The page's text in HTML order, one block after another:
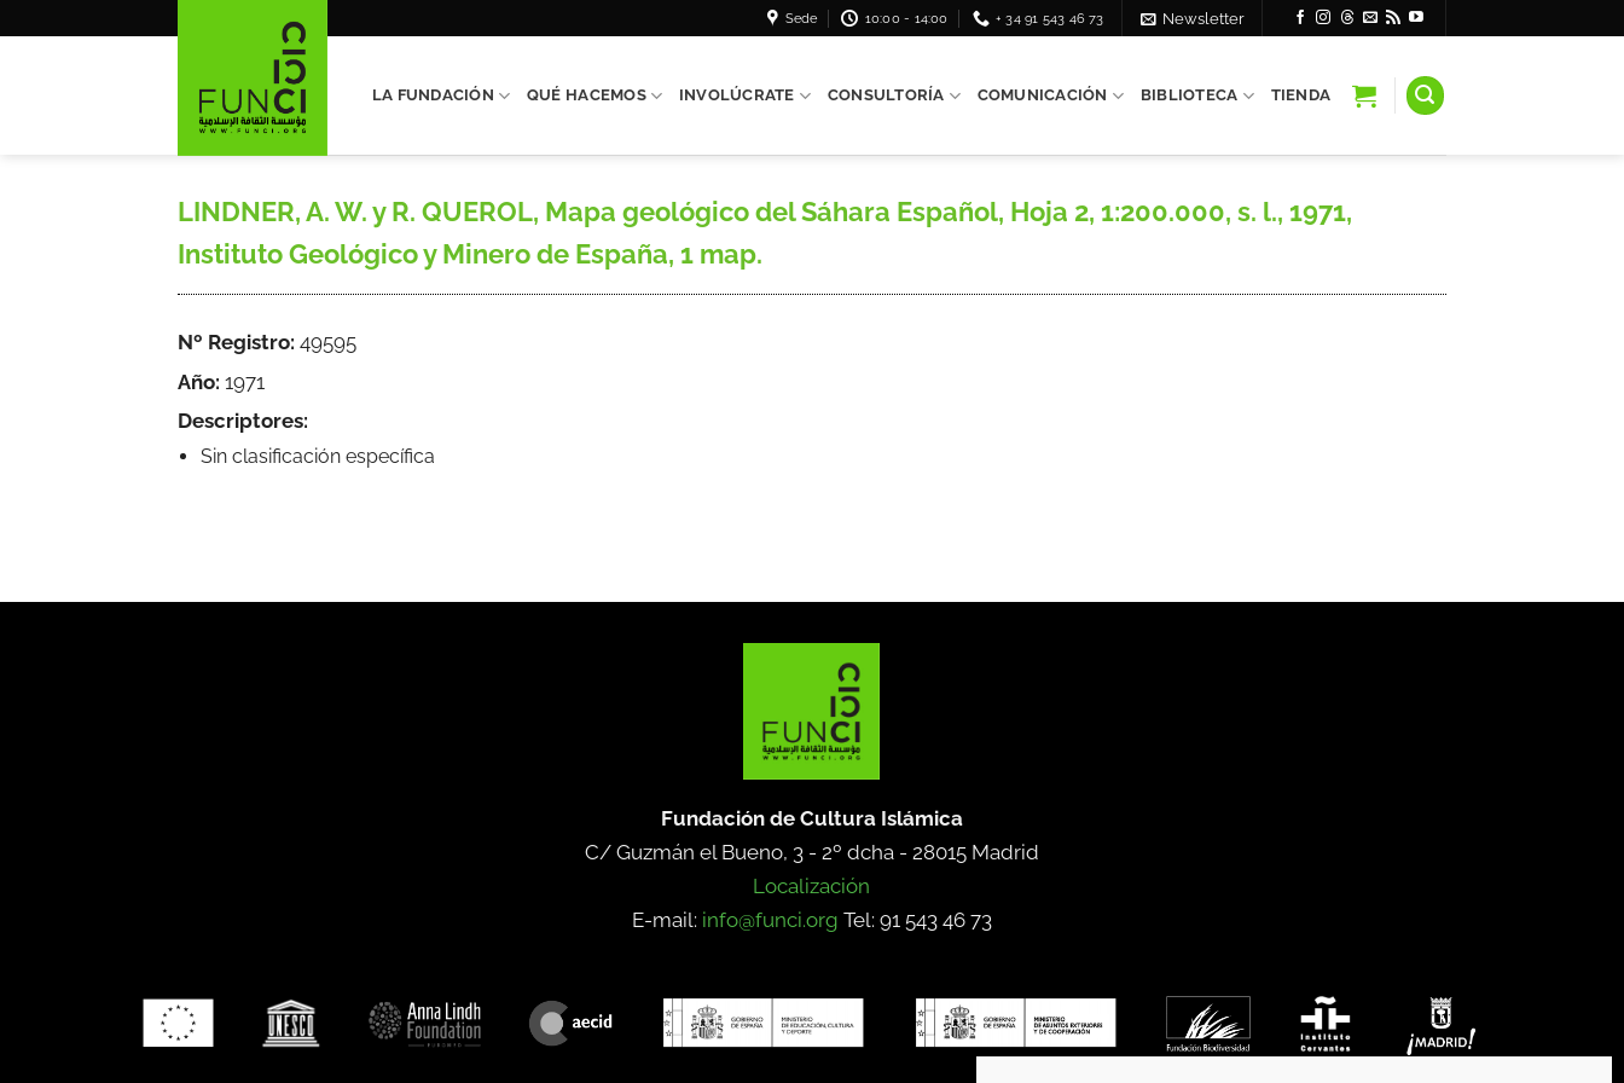
Sede 10:00 - 14:00 + 34 91 543 46 73 Newsletter
LA FUNDACIÓN QUÉ HACEMOS INVOLÚCRATE CONSULTORÍA COMUNICACIÓN BIBLIOTECA TIENDA
LINDNER, A. W. y R. QUEROL, Mapa geológico del Sáhara Español, Hoja 2, 1:200.000, s. l., 1971,
Instituto Geológico y Minero de España, 1 map.
Nº Registro: 49595
Año: 1971
Descriptores:
Sin clasificación específica
Fundación de Cultura Islámica
C/ Guzmán el Bueno, 3 - 2º dcha - 28015 Madrid
Localización
E-mail: info@funci.org Tel: 91 543 46 73